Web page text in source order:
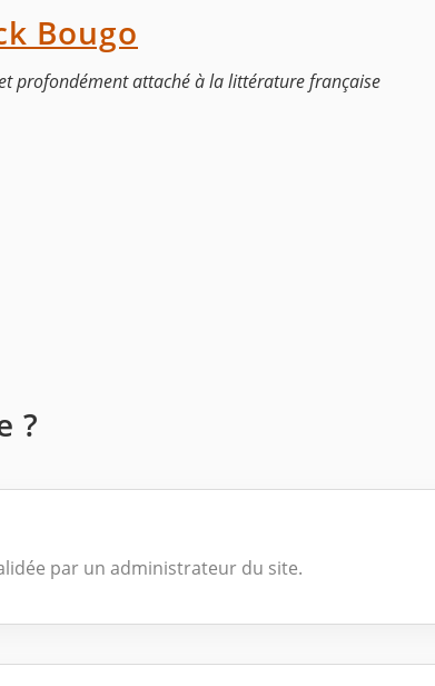
Bougo
profondément attaché à la littérature française
?
par un administrateur du site.